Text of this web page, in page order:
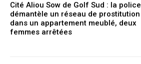
Cité Aliou Sow de Golf Sud : la police
démantèle un réseau de prostitution
dans un appartement meublé, deux
femmes arrêtées